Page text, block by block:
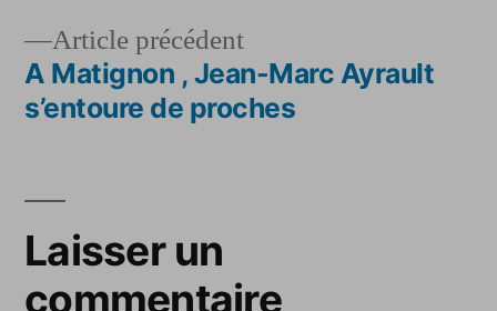
l’article
Article précédentArticle
précédent :
A Matignon , Jean-Marc Ayrault
s’entoure de proches
Laisser un
commentaire